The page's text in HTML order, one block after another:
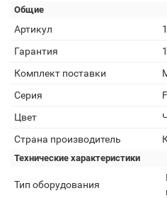
Общие
Артикул
Гарантия
Комплект поставки
Серия
Цвет
Страна производитель
Технические характеристики
Тип оборудования